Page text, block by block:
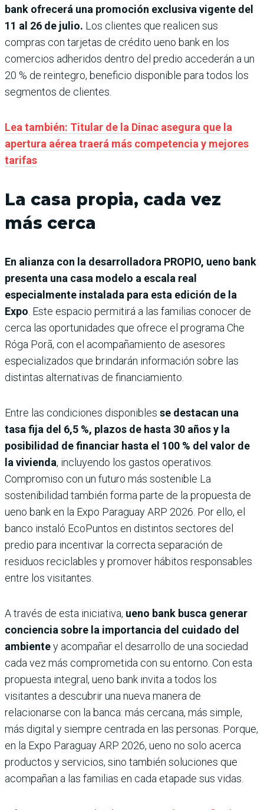
bank ofrecerá una promoción exclusiva vigente del
11 al 26 de julio. Los clientes que realicen sus
compras con tarjetas de crédito ueno bank en los
comercios adheridos dentro del predio accederán a un
20 % de reintegro, beneficio disponible para todos los
segmentos de clientes.
Lea también: Titular de la Dinac asegura que la
apertura aérea traerá más competencia y mejores
tarifas
La casa propia, cada vez
más cerca
En alianza con la desarrolladora PROPIO, ueno bank
presenta una casa modelo a escala real
especialmente instalada para esta edición de la
Expo. Este espacio permitirá a las familias conocer de
cerca las oportunidades que ofrece el programa Che
Róga Porã, con el acompañamiento de asesores
especializados que brindarán información sobre las
distintas alternativas de financiamiento.
Entre las condiciones disponibles se destacan una
tasa fija del 6,5 %, plazos de hasta 30 años y la
posibilidad de financiar hasta el 100 % del valor de
la vivienda, incluyendo los gastos operativos.
Compromiso con un futuro más sostenible La
sostenibilidad también forma parte de la propuesta de
ueno bank en la Expo Paraguay ARP 2026. Por ello, el
banco instaló EcoPuntos en distintos sectores del
predio para incentivar la correcta separación de
residuos reciclables y promover hábitos responsables
entre los visitantes.
A través de esta iniciativa, ueno bank busca generar
conciencia sobre la importancia del cuidado del
ambientey acompañar el desarrollo de una sociedad
cada vez más comprometida con su entorno. Con esta
propuesta integral, ueno bank invita a todos los
visitantes a descubrir una nueva manera de
relacionarse con la banca: más cercana, más simple,
más digital y siempre centrada en las personas. Porque,
en la Expo Paraguay ARP 2026, ueno no solo acerca
productos y servicios, sino también soluciones que
acompañan a las familias en cada etapade sus vidas.